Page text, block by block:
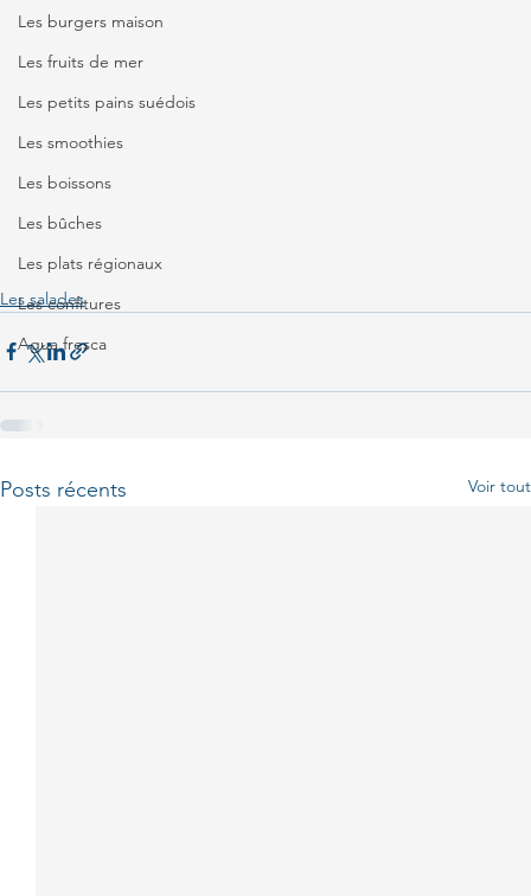
Les burgers maison
Les fruits de mer
Les petits pains suédois
Les smoothies
Les boissons
Les bûches
Les plats régionaux
Les confitures
Agua fresca
Les salades
Posts récents Voir tout